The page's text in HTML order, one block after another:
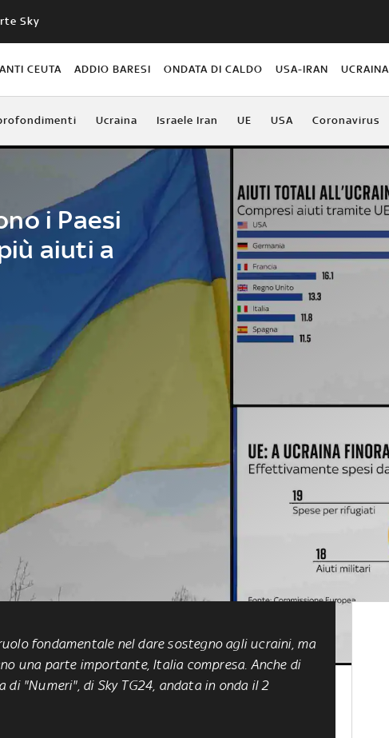
Sky
CEUTA ADDIO BARESI ONDATA DI CALDO USA-IRAN UCRAINA
Ucraina Israele Iran UE USA Coronavirus
i Paesi
aiuti a
fondamentale nel dare sostegno agli ucraini, ma
una parte importante, Italia compresa. Anche di
"Numeri", di Sky TG24, andata in onda il 2